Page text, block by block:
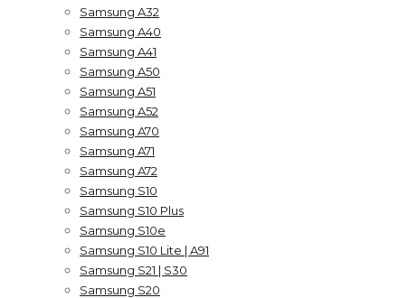
Samsung A32
Samsung A40
Samsung A41
Samsung A50
Samsung A51
Samsung A52
Samsung A70
Samsung A71
Samsung A72
Samsung S10
Samsung S10 Plus
Samsung S10e
Samsung S10 Lite | A91
Samsung S21 | S30
Samsung S20